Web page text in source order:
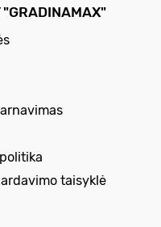
"GRADINAMAX"
taisyklė